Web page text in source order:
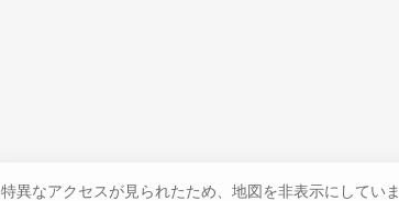
特異なアクセスが見られたため、地図を非表示にしていま